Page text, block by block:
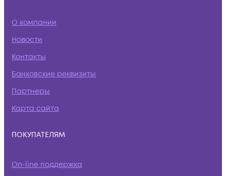
О компании
Новости
Контакты
Банковские реквизиты
Партнеры
Карта сайта
ПОКУПАТЕЛЯМ
On-line поддержка